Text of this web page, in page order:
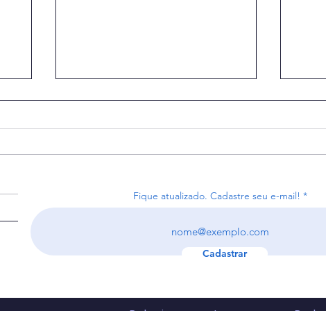
de declarações do IR na
Fique atualizado. Cadastre seu e-mail!
Cadastrar